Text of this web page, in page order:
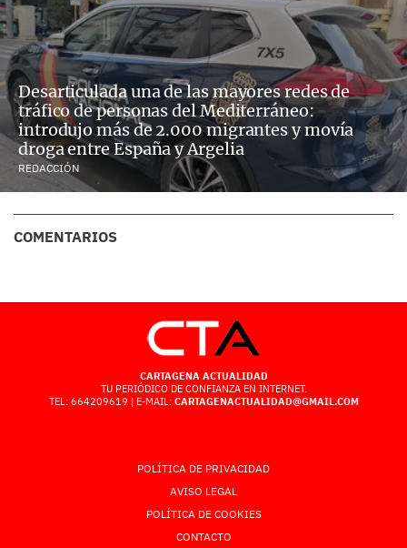
Desarticulada una de las mayores redes de
tráfico de personas del Mediterráneo:
introdujo más de 2.000 migrantes y movía
droga entre España y Argelia
REDACCIÓN
COMENTARIOS
CARTAGENA ACTUALIDAD
TU PERIÓDICO DE CONFIANZA EN INTERNET.
TEL: 664209619 | E-MAIL: CARTAGENACTUALIDAD@GMAIL.COM
POLÍTICA DE PRIVACIDAD
AVISO LEGAL
POLÍTICA DE COOKIES
CONTACTO